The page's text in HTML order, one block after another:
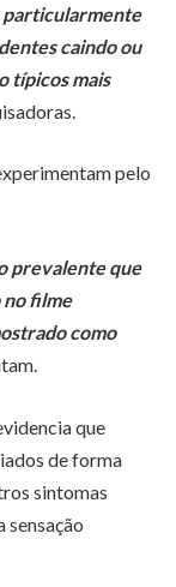
particularmente
caindo ou
típicos mais
pelo
prevalente que
no filme
como
que
de forma
sintomas
sensação